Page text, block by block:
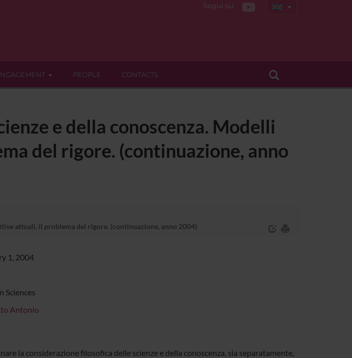
Segui su
PEOPLE CONTACTS
e della conoscenza. Modelli
del rigore. (continuazione, anno
attuali, il problema del rigore. (continuazione, anno 2004)
1, 2004
Sciences
Antonio
la considerazione filosofica delle scienze e della conoscenza, sia separatamente,